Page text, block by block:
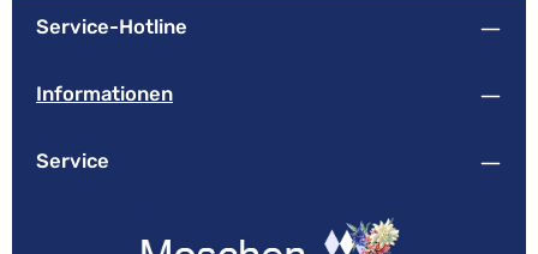
Service-Hotline
Informationen
Service